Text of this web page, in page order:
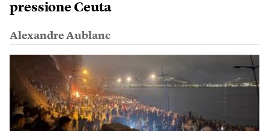
pressione Ceuta
Alexandre Aublanc